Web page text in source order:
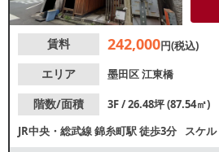
ロ
状回
賃料 242,000円(税込)
エリア
墨田区江東橋
階数/面積
3F / 26.48坪 (87.54㎡)
JR中央・総武線錦糸町駅徒歩3分 スケ